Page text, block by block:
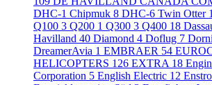
DHC-1 Chipmuk 8 DHC-6 Twin Otter 1
Q100 3 Q200 1 Q300 3 Q400 18
Havilland 40 Diamond 4 Doflug 7
DreamerAvia 1 EMBRAER 54
HELICOPTERS 126 EXTRA 18
Corporation 5 English Electric 12